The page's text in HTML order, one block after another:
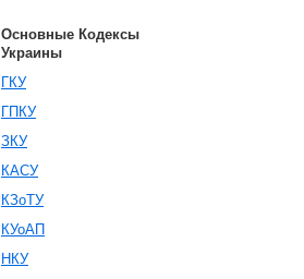
Основные Кодексы
Украины
ГКУ
ГПКУ
ЗКУ
КАСУ
КЗоТУ
КУоАП
НКУ